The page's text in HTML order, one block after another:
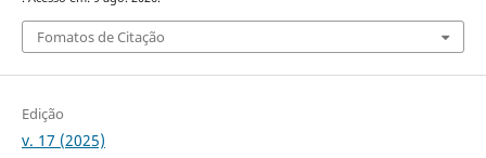
Fomatos de Citação
Edição
v. 17 (2025)